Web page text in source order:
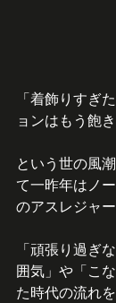
「着飾りすぎ
ョンはもう飽
という世の風
て一昨年はノ
のアスレジャ
「頑張り過ぎ
囲気」や「こ
た時代の流れ